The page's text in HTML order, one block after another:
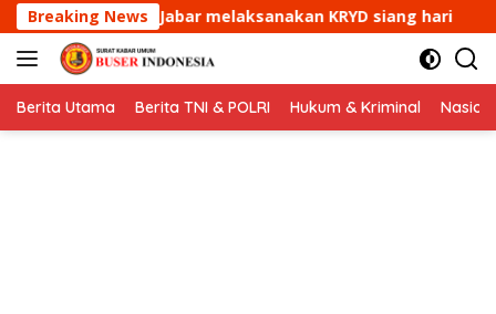
Langsung
ke
konten
Breaking NewsKRYD siang hari Aipda Ade Mulyana
Berita Utama Berita TNI & POLRI Hukum & Kriminal